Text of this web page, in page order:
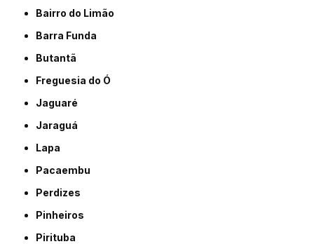
Bairro do Limão
Barra Funda
Butantã
Freguesia do Ó
Jaguaré
Jaraguá
Lapa
Pacaembu
Perdizes
Pinheiros
Pirituba